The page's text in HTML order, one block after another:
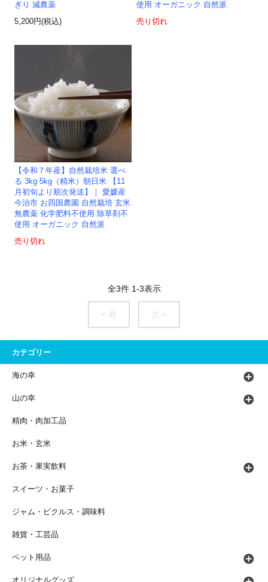
ぎり 減農薬
5,200円(税込)
使用 オーガニック 自然派
売り切れ
【令和７年産】自然栽培米 選べ
る 3kg 5kg（精米）朝日米 【11
月初旬より順次発送】｜ 愛媛産
今治市 お四国農園 自然栽培 玄米
無農薬 化学肥料不使用 除草剤不
使用 オーガニック 自然派
売り切れ
全3件 1-3表示
< 前 次 >
カテゴリー
海の幸
山の幸
精肉・肉加工品
お米・玄米
お茶・果実飲料
スイーツ・お菓子
ジャム・ピクルス・調味料
雑貨・工芸品
ペット用品